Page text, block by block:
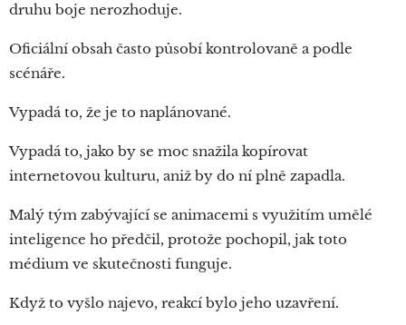
druhu boje nerozhoduje.
Oficiální obsah často působí kontrolovaně a podle
scénáře.
Vypadá to, že je to naplánované.
Vypadá to, jako by se moc snažila kopírovat
internetovou kulturu, aniž by do ní plně zapadla.
Malý tým zabývající se animacemi s využitím umělé
inteligence ho předčil, protože pochopil, jak toto
médium ve skutečnosti funguje.
Když to vyšlo najevo, reakcí bylo jeho uzavření.